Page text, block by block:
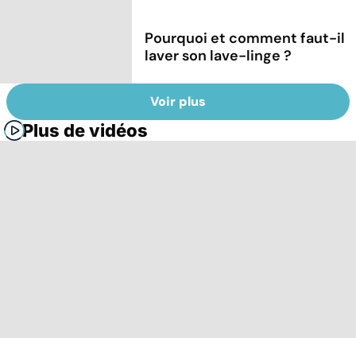
Pourquoi et comment faut-il
laver son lave-linge ?
Voir plus
Plus de vidéos